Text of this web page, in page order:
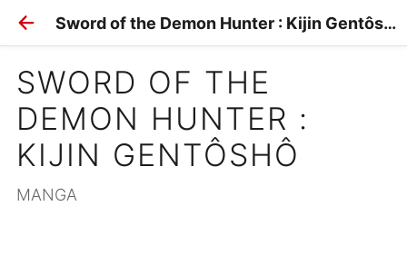
Sword of the Demon Hunter : Kijin Gentôshô
SWORD OF THE
DEMON HUNTER :
KIJIN GENTÔSHÔ
MANGA